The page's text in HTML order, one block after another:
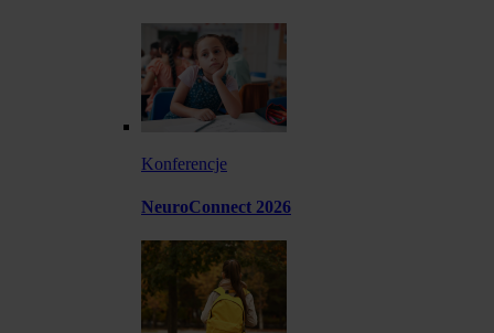
Konferencje
NeuroConnect 2026